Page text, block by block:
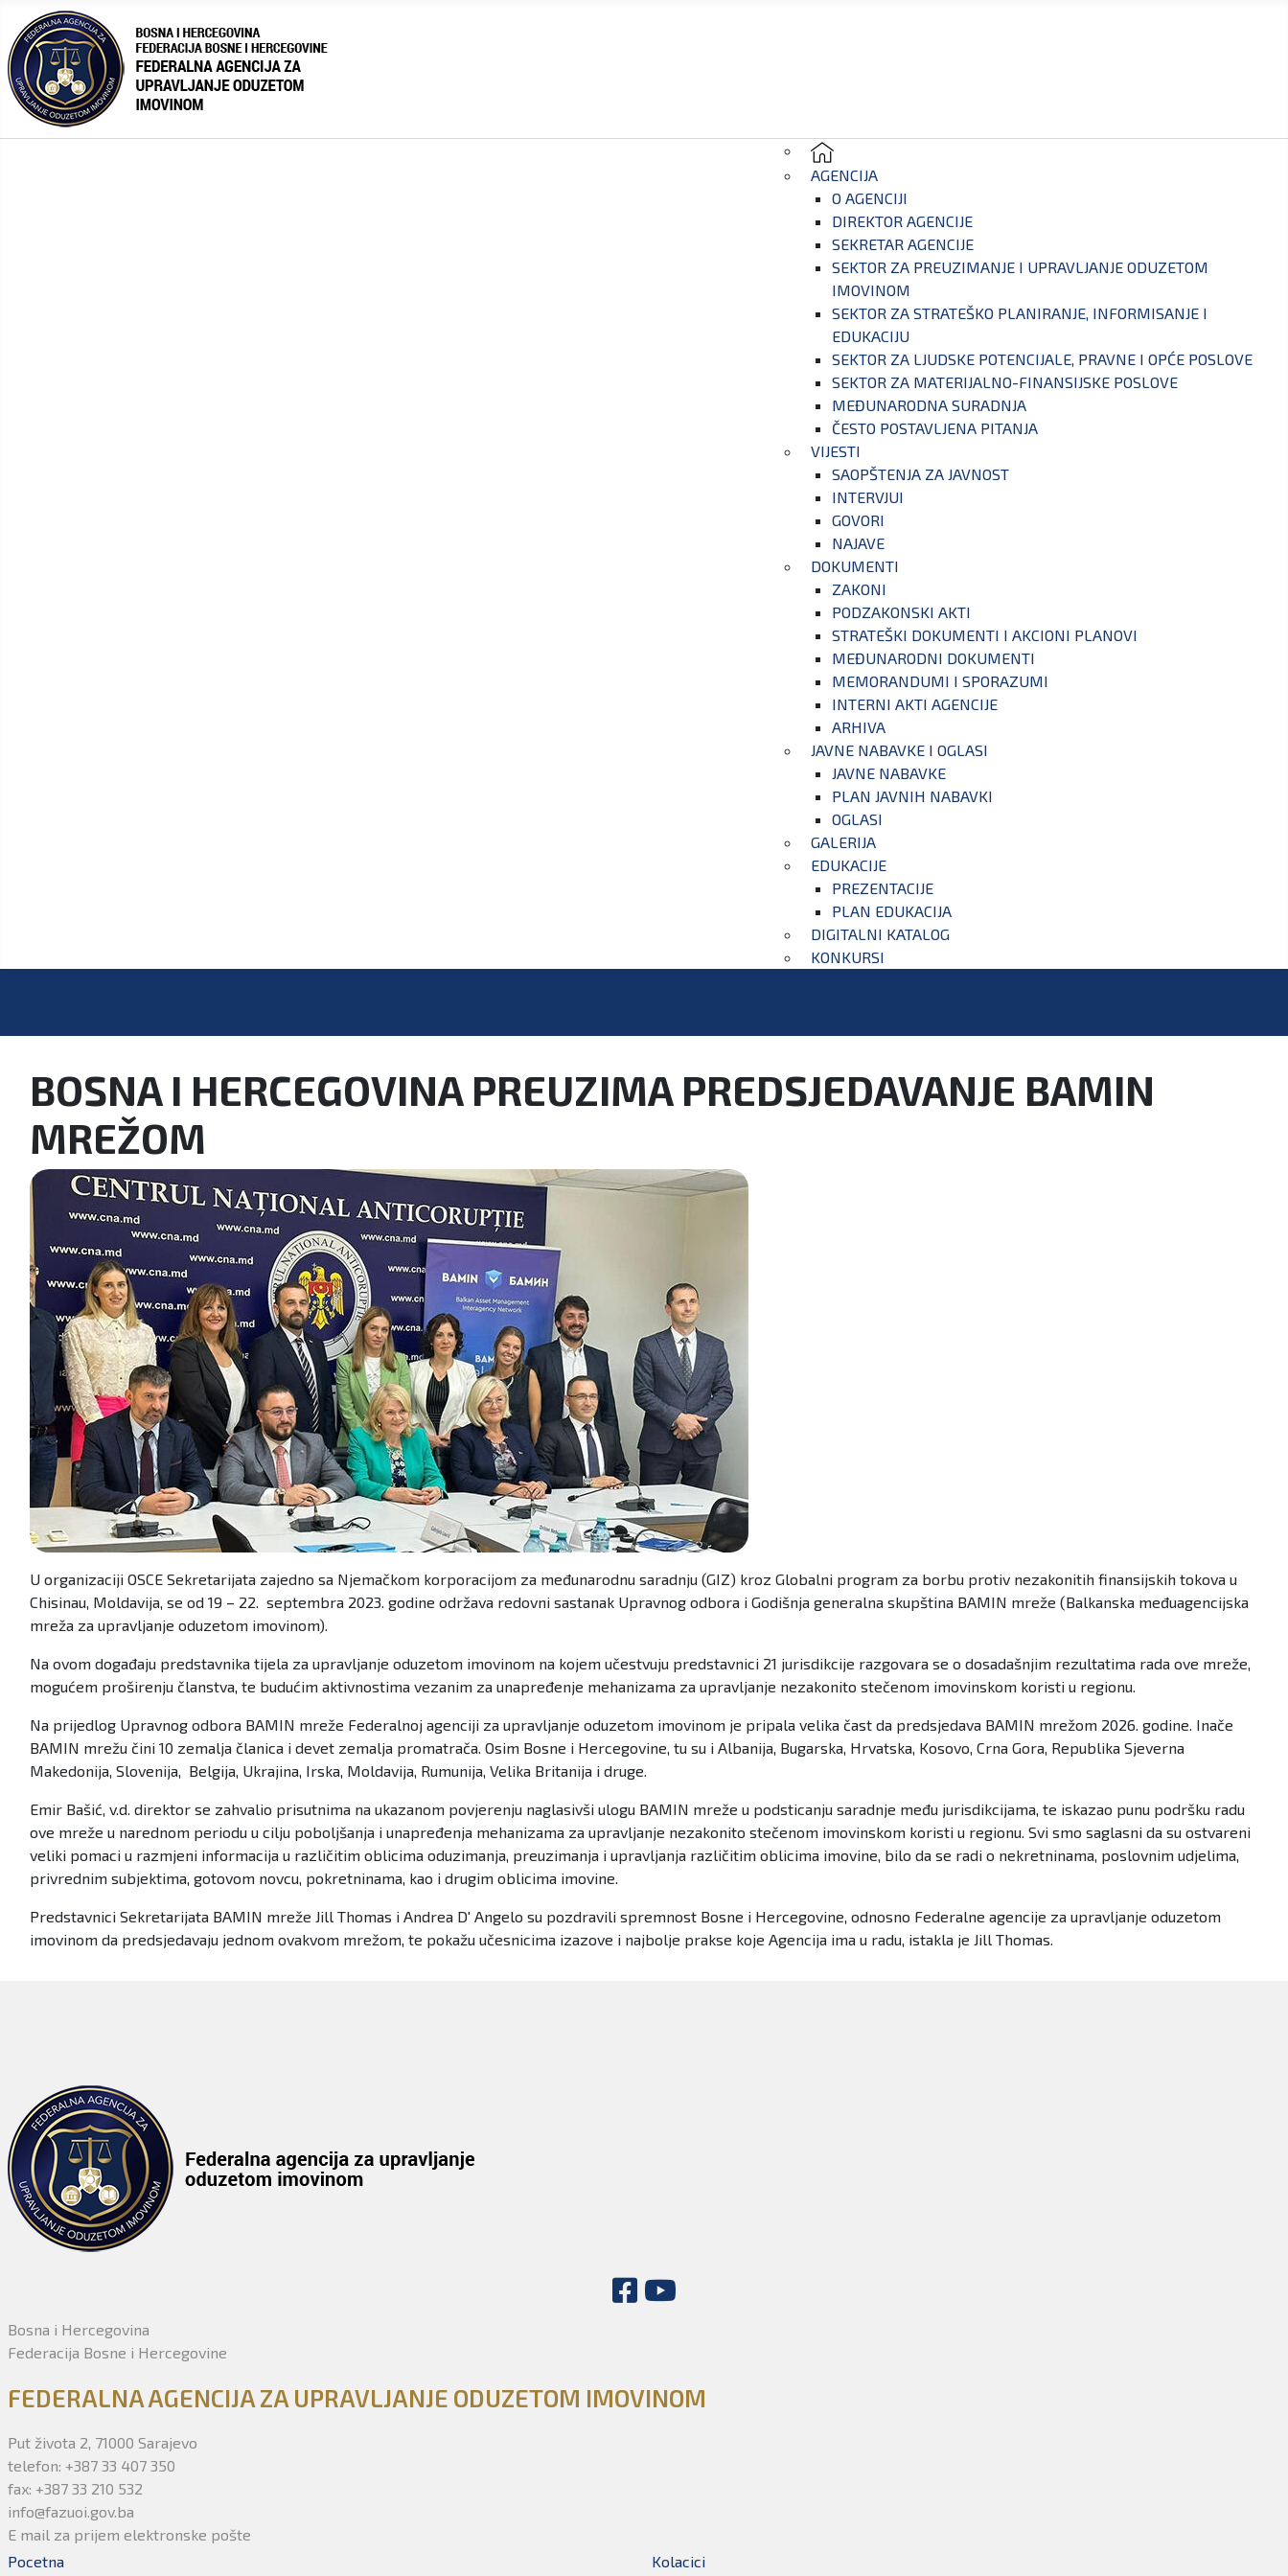
AGENCIJA
O AGENCIJI
DIREKTOR AGENCIJE
SEKRETAR AGENCIJE
SEKTOR ZA PREUZIMANJE I UPRAVLJANJE ODUZETOM
IMOVINOM
SEKTOR ZA STRATEŠKO PLANIRANJE, INFORMISANJE I
EDUKACIJU
SEKTOR ZA LJUDSKE POTENCIJALE, PRAVNE I OPĆE POSLOVE
SEKTOR ZA MATERIJALNO-FINANSIJSKE POSLOVE
MEĐUNARODNA SURADNJA
ČESTO POSTAVLJENA PITANJA
VIJESTI
SAOPŠTENJA ZA JAVNOST
INTERVJUI
GOVORI
NAJAVE
DOKUMENTI
ZAKONI
PODZAKONSKI AKTI
STRATEŠKI DOKUMENTI I AKCIONI PLANOVI
MEĐUNARODNI DOKUMENTI
MEMORANDUMI I SPORAZUMI
INTERNI AKTI AGENCIJE
ARHIVA
JAVNE NABAVKE I OGLASI
JAVNE NABAVKE
PLAN JAVNIH NABAVKI
OGLASI
GALERIJA
EDUKACIJE
PREZENTACIJE
PLAN EDUKACIJA
DIGITALNI KATALOG
KONKURSI
BOSNA I HERCEGOVINA PREUZIMA PREDSJEDAVANJE BAMIN
MREŽOM
U organizaciji OSCE Sekretarijata zajedno sa Njemačkom korporacijom za međunarodnu saradnju (GIZ) kroz Globalni program za borbu protiv nezakonitih finansijskih tokova u
Chisinau, Moldavija, se od 19 – 22. septembra 2023. godine održava redovni sastanak Upravnog odbora i Godišnja generalna skupština BAMIN mreže (Balkanska međuagencijska
mreža za upravljanje oduzetom imovinom).
Na ovom događaju predstavnika tijela za upravljanje oduzetom imovinom na kojem učestvuju predstavnici 21 jurisdikcije razgovara se o dosadašnjim rezultatima rada ove mreže,
mogućem proširenju članstva, te budućim aktivnostima vezanim za unapređenje mehanizama za upravljanje nezakonito stečenom imovinskom koristi u regionu.
Na prijedlog Upravnog odbora BAMIN mreže Federalnoj agenciji za upravljanje oduzetom imovinom je pripala velika čast da predsjedava BAMIN mrežom 2026. godine. Inače
BAMIN mrežu čini 10 zemalja članica i devet zemalja promatrača. Osim Bosne i Hercegovine, tu su i Albanija, Bugarska, Hrvatska, Kosovo, Crna Gora, Republika Sjeverna
Makedonija, Slovenija, Belgija, Ukrajina, Irska, Moldavija, Rumunija, Velika Britanija i druge.
Emir Bašić, v.d. direktor se zahvalio prisutnima na ukazanom povjerenju naglasivši ulogu BAMIN mreže u podsticanju saradnje među jurisdikcijama, te iskazao punu podršku radu
ove mreže u narednom periodu u cilju poboljšanja i unapređenja mehanizama za upravljanje nezakonito stečenom imovinskom koristi u regionu. Svi smo saglasni da su ostvareni
veliki pomaci u razmjeni informacija u različitim oblicima oduzimanja, preuzimanja i upravljanja različitim oblicima imovine, bilo da se radi o nekretninama, poslovnim udjelima,
privrednim subjektima, gotovom novcu, pokretninama, kao i drugim oblicima imovine.
Predstavnici Sekretarijata BAMIN mreže Jill Thomas i Andrea D' Angelo su pozdravili spremnost Bosne i Hercegovine, odnosno Federalne agencije za upravljanje oduzetom
imovinom da predsjedavaju jednom ovakvom mrežom, te pokažu učesnicima izazove i najbolje prakse koje Agencija ima u radu, istakla je Jill Thomas.
Bosna i Hercegovina
Federacija Bosne i Hercegovine
FEDERALNA AGENCIJA ZA UPRAVLJANJE ODUZETOM IMOVINOM
Put života 2, 71000 Sarajevo
telefon: +387 33 407 350
fax: +387 33 210 532
info@fazuoi.gov.ba
E mail za prijem elektronske pošte
Pocetna
Kolacici